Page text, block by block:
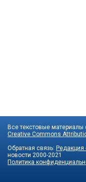
Все текстовые материалы
Creative Commons
Обратная связь: Редакция
новости 2000-2021
Политика